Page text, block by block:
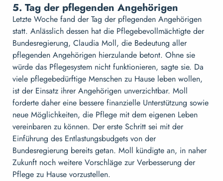
5. Tag der pflegenden Angehörigen
Letzte Woche fand der Tag der pflegenden Angehörigen
statt. Anlässlich dessen hat die Pflegebevollmächtigte der
Bundesregierung, Claudia Moll, die Bedeutung aller
pflegenden Angehörigen hierzulande betont. Ohne sie
würde das Pflegesystem nicht funktionieren, sagte sie. Da
viele pflegebedürftige Menschen zu Hause leben wollen,
ist der Einsatz ihrer Angehörigen unverzichtbar. Moll
forderte daher eine bessere finanzielle Unterstützung sowie
neue Möglichkeiten, die Pflege mit dem eigenen Leben
vereinbaren zu können. Der erste Schritt sei mit der
Einführung des Entlastungsbudgets von der
Bundesregierung bereits getan. Moll kündigte an, in naher
Zukunft noch weitere Vorschläge zur Verbesserung der
Pflege zu Hause vorzustellen.